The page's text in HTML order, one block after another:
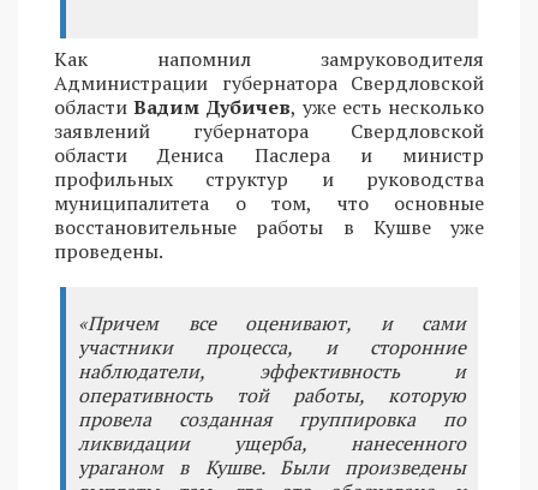
Как напомнил замруководителя
Администрации губернатора Свердловской
областиВадим Дубичев, уже есть несколько
заявлений губернатора Свердловской
области Дениса Паслера и министр
профильных структур и руководства
муниципалитета о том, что основные
восстановительные работы в Кушве уже
проведены.
«Причем все оценивают, и сами
участники процесса, и сторонние
наблюдатели, эффективность и
оперативность той работы, которую
провела созданная группировка по
ликвидации ущерба, нанесенного
ураганом в Кушве. Были произведены